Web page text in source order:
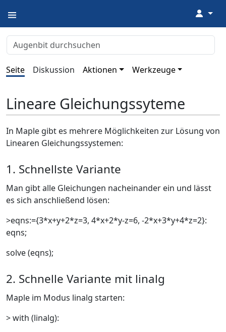
↓
Seite Diskussion Aktionen Werkzeuge
Lineare Gleichungssyteme
In Maple gibt es mehrere Möglichkeiten zur Lösung von
Linearen Gleichungssystemen:
1. Schnellste Variante
Man gibt alle Gleichungen nacheinander ein und lässt
es sich anschließend lösen:
>eqns:={3*x+y+2*z=3, 4*x+2*y-z=6, -2*x+3*y+4*z=2}:
eqns;
solve (eqns);
2. Schnelle Variante mit linalg
Maple im Modus linalg starten:
> with (linalg):